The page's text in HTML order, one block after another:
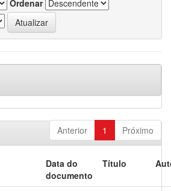
Ordenar
Anterior 1 Próximo
Data do
documento
Título